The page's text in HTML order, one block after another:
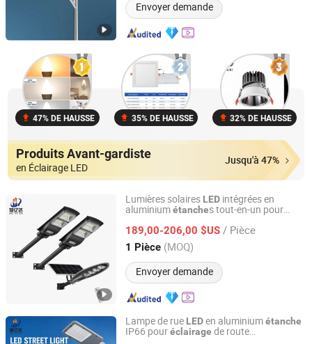
Envoyer demande
47% DE HAUSSE 35% DE HAUSSE 32% DE HAUSSE
Produits Avant-gardiste
en Éclairage LED
Jusqu'à 47%
Lumières solaires LED intégrées en
aluminiumétanches tout-en-un pour
189,00-206,00 $US / Pièce
1 Pièce (MOQ)
Envoyer demande
Jiangsu Xuyida Construction Engineering Co., Ltd
Jiangsu, China Depuis 2023
Lampe de rue LEDen aluminiumétanche
IP66 pouréclairage de route
Jiangsu Xuyida Construction Engineering Co., Ltd